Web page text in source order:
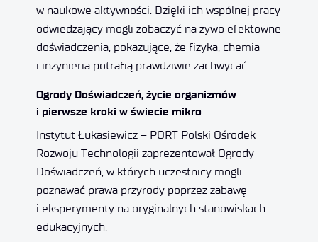
w naukowe aktywności. Dzięki ich wspólnej pracy
odwiedzający mogli zobaczyć na żywo efektowne
doświadczenia, pokazujące, że fizyka, chemia
i inżynieria potrafią prawdziwie zachwycać.
Ogrody Doświadczeń, życie organizmów
i pierwsze kroki w świecie mikro
Instytut Łukasiewicz – PORT Polski Ośrodek
Rozwoju Technologii zaprezentował Ogrody
Doświadczeń, w których uczestnicy mogli
poznawać prawa przyrody poprzez zabawę
i eksperymenty na oryginalnych stanowiskach
edukacyjnych.